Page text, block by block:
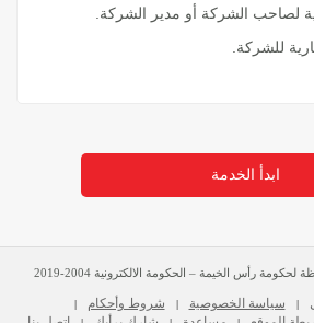
لصاحب الشركة أو مدير الشركة.
للشركة.
ابدأ الخدمة
رأس الخيمة – الحكومة الالكترونية 2004-2019
| سياسة الخصوصية | شروط وأحكام |